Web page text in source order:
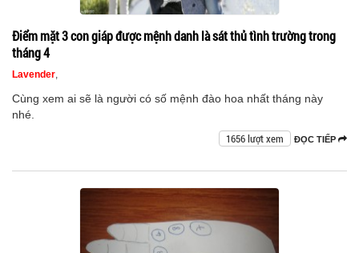
Điểm mặt 3 con giáp được mệnh danh là sát thủ tình trường trong
tháng 4
Lavender,
Cùng xem ai sẽ là người có số mệnh đào hoa nhất tháng này
nhé.
ĐỌC TIẾP
1656 lượt xem